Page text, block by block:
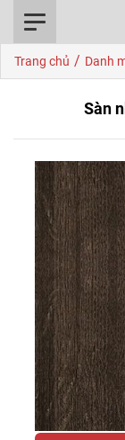
Trang chủ / Danh
Sàn